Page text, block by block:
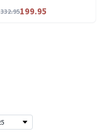
332.95199.95